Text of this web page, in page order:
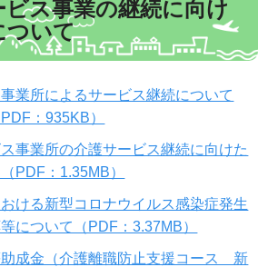
ビス事業の継続に向け
ついて
業所によるサービス継続について
：935KB）
事業所の介護サービス継続に向けた
PDF：1.35MB）
ける新型コロナウイルス感染症発生
について（PDF：3.37MB）
助成金（介護離職防止支援コース 新